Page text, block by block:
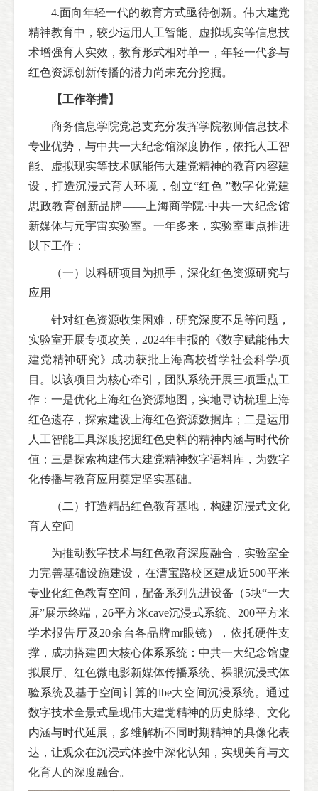
4.面向年轻一代的教育方式亟待创新。伟大建党
精神教育中，较少运用人工智能、虚拟现实等信息技
术增强育人实效，教育形式相对单一，年轻一代参与
红色资源创新传播的潜力尚未充分挖掘。
【工作举措】
商务信息学院党总支充分发挥学院教师信息技术
专业优势，与中共一大纪念馆深度协作，依托人工智
能、虚拟现实等技术赋能伟大建党精神的教育内容建
设，打造沉浸式育人环境，创立“红色 ”数字化党建
思政教育创新品牌——上海商学院∙中共一大纪念馆
新媒体与元宇宙实验室。一年多来，实验室重点推进
以下工作：
（一）以科研项目为抓手，深化红色资源研究与
应用
针对红色资源收集困难，研究深度不足等问题，
实验室开展专项攻关，2024年申报的《数字赋能伟大
建党精神研究》成功获批上海高校哲学社会科学项
目。以该项目为核心牵引，团队系统开展三项重点工
作：一是优化上海红色资源地图，实地寻访梳理上海
红色遗存，探索建设上海红色资源数据库；二是运用
人工智能工具深度挖掘红色史料的精神内涵与时代价
值；三是探索构建伟大建党精神数字语料库，为数字
化传播与教育应用奠定坚实基础。
（二）打造精品红色教育基地，构建沉浸式文化
育人空间
为推动数字技术与红色教育深度融合，实验室全
力完善基础设施建设，在漕宝路校区建成近500平米
专业化红色教育空间，配备系列先进设备（5块“一大
屏”展示终端，26平方米cave沉浸式系统、200平方米
学术报告厅及20余台各品牌mr眼镜），依托硬件支
撑，成功搭建四大核心体系系统：中共一大纪念馆虚
拟展厅、红色微电影新媒体传播系统、裸眼沉浸式体
验系统及基于空间计算的lbe大空间沉浸系统。通过
数字技术全景式呈现伟大建党精神的历史脉络、文化
内涵与时代延展，多维解析不同时期精神的具像化表
达，让观众在沉浸式体验中深化认知，实现美育与文
化育人的深度融合。